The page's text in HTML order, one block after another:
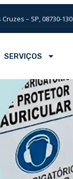
– SP, 08730-130
SERVIÇOS